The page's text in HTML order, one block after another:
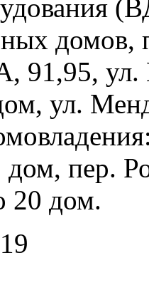
91,95,
ул.
дом, пер.
20 дом.